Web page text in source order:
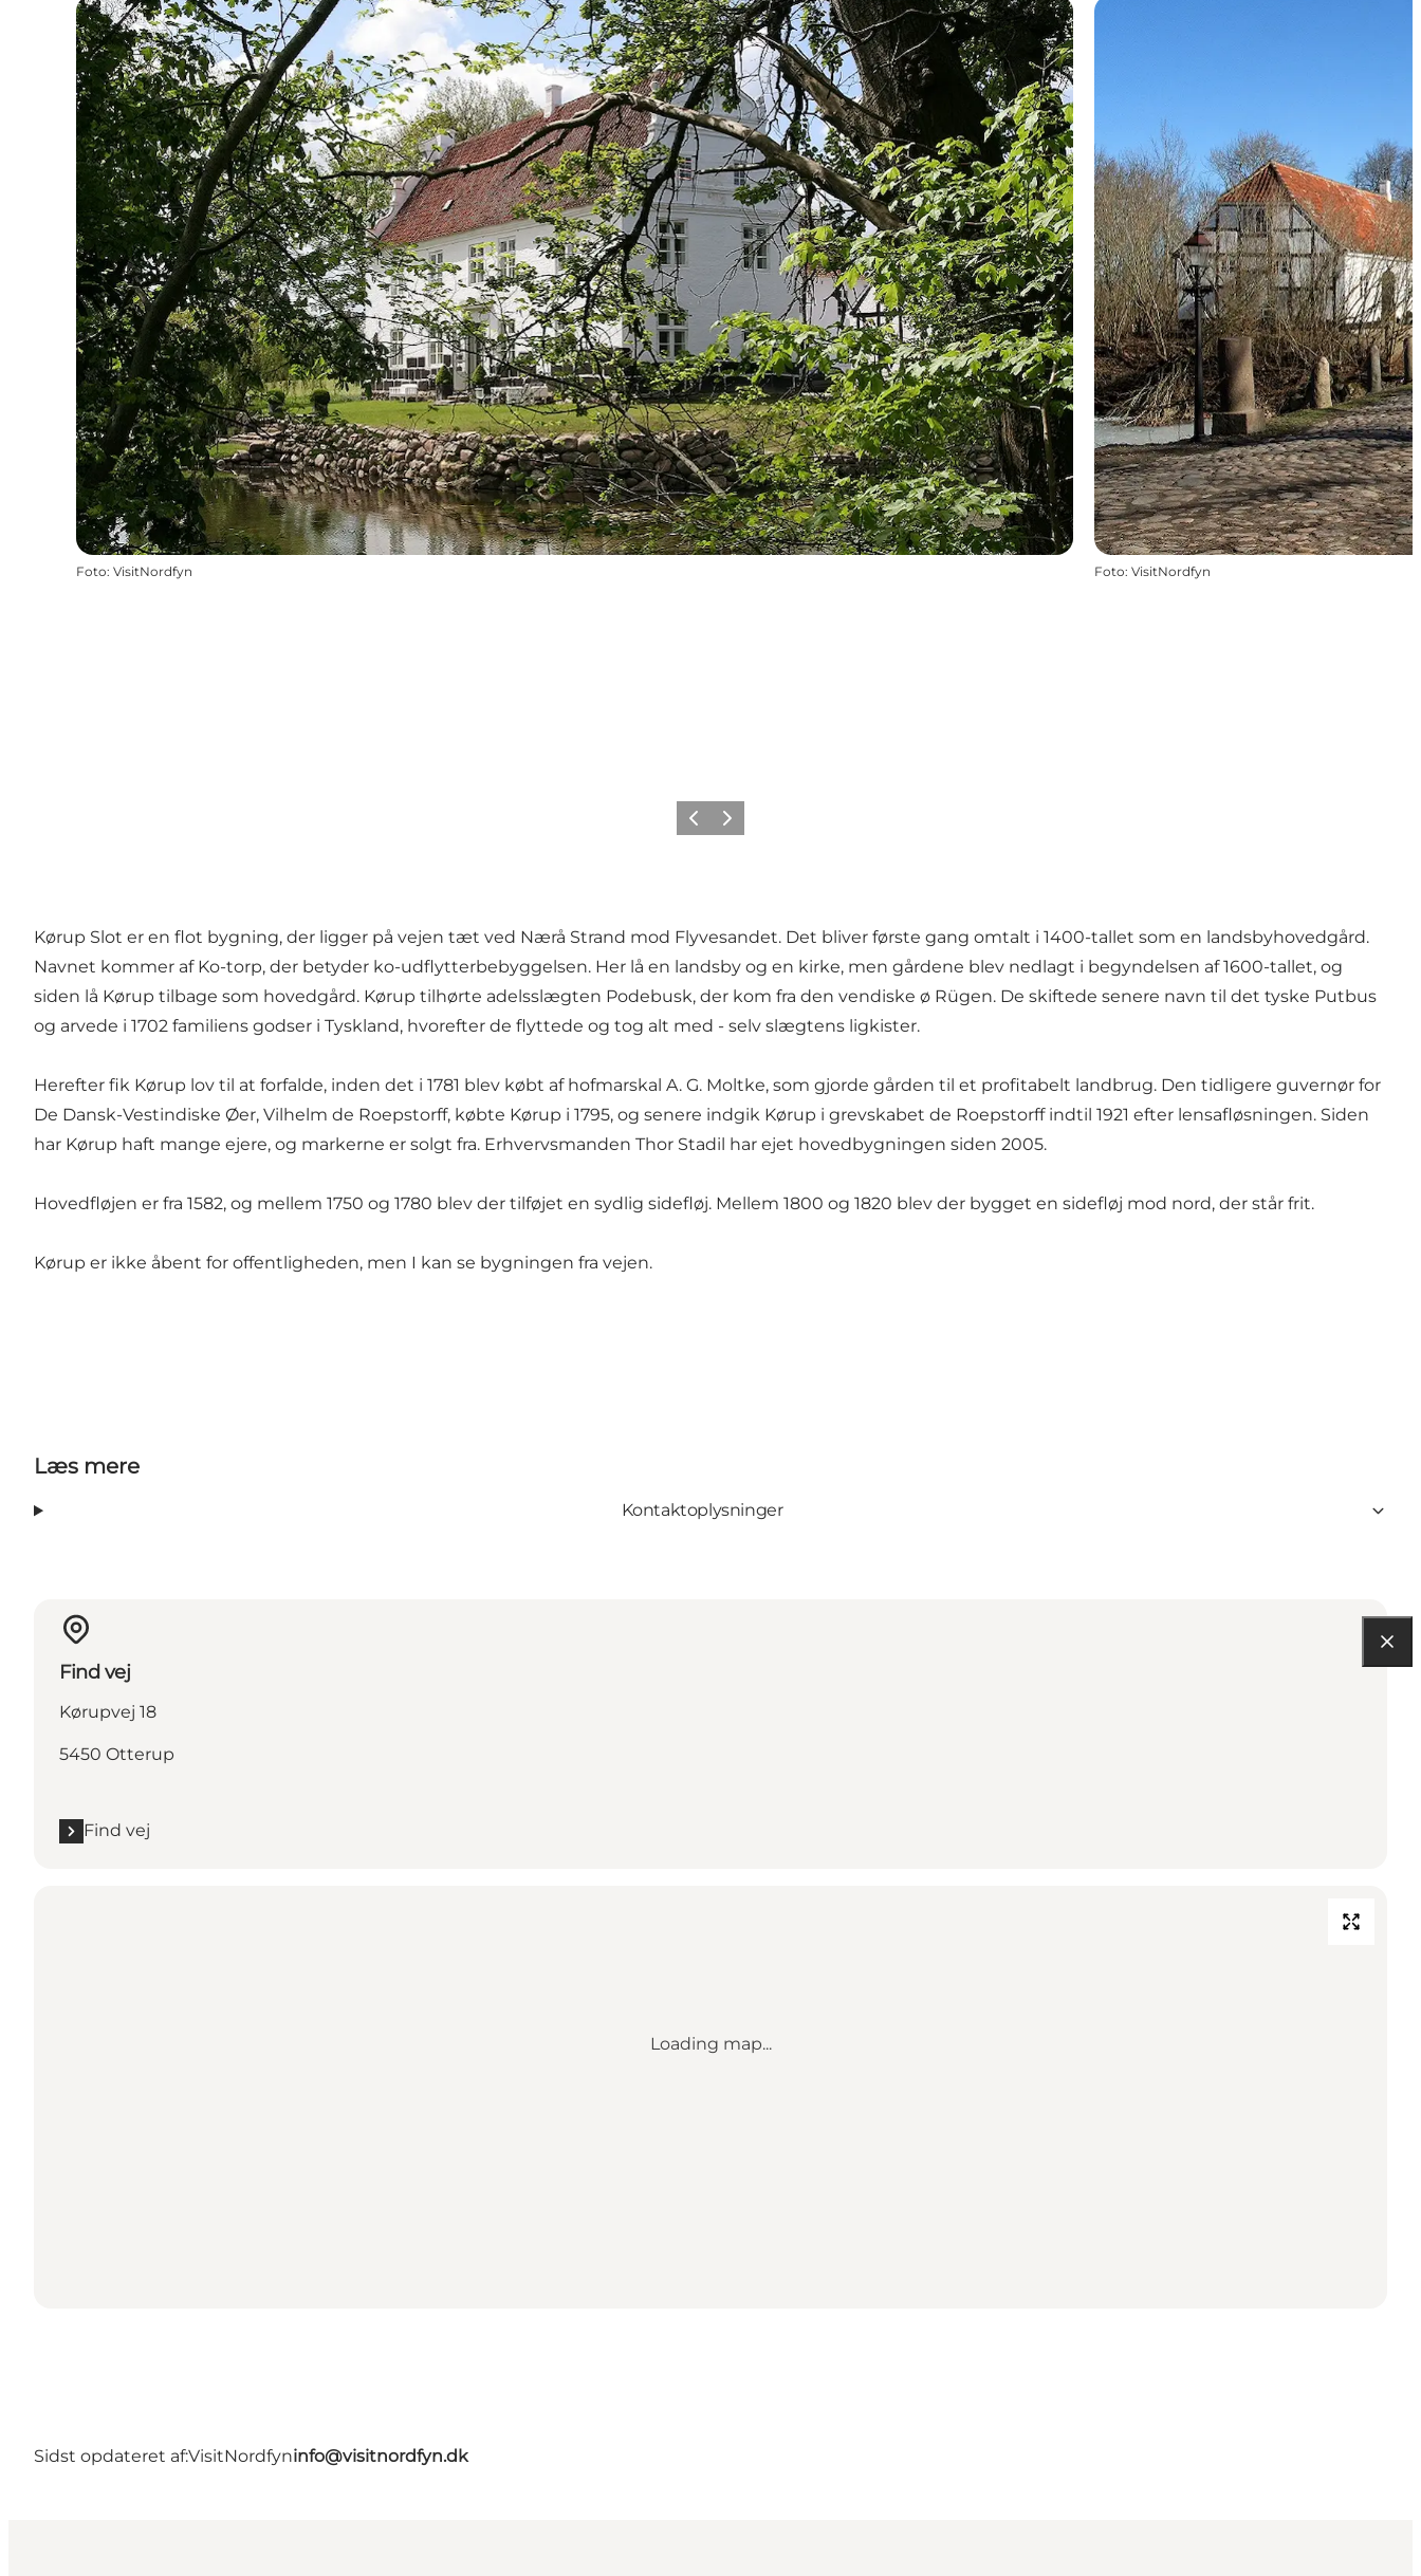
Foto: VisitNordfyn Foto: VisitNordfyn
Forrige billede
Næste billede
Kørup Slot er en flot bygning, der ligger på vejen tæt ved Nærå Strand mod Flyvesandet. Det bliver første gang omtalt i 1400-tallet som en landsbyhovedgård.
Navnet kommer af Ko-torp, der betyder ko-udflytterbebyggelsen. Her lå en landsby og en kirke, men gårdene blev nedlagt i begyndelsen af 1600-tallet, og
siden lå Kørup tilbage som hovedgård. Kørup tilhørte adelsslægten Podebusk, der kom fra den vendiske ø Rügen. De skiftede senere navn til det tyske Putbus
og arvede i 1702 familiens godser i Tyskland, hvorefter de flyttede og tog alt med - selv slægtens ligkister.
Herefter fik Kørup lov til at forfalde, inden det i 1781 blev købt af hofmarskal A. G. Moltke, som gjorde gården til et profitabelt landbrug. Den tidligere guvernør for
De Dansk-Vestindiske Øer, Vilhelm de Roepstorff, købte Kørup i 1795, og senere indgik Kørup i grevskabet de Roepstorff indtil 1921 efter lensafløsningen. Siden
har Kørup haft mange ejere, og markerne er solgt fra. Erhvervsmanden Thor Stadil har ejet hovedbygningen siden 2005.
Hovedfløjen er fra 1582, og mellem 1750 og 1780 blev der tilføjet en sydlig sidefløj. Mellem 1800 og 1820 blev der bygget en sidefløj mod nord, der står frit.
Kørup er ikke åbent for offentligheden, men I kan se bygningen fra vejen.
Læs mere
Kontaktoplysninger
Find vej
Kørupvej 18
5450 Otterup
Find vej
Loading map...
Sidst opdateret af:VisitNordfyninfo@visitnordfyn.dk